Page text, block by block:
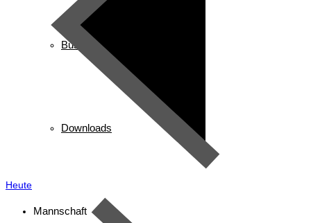
Busbelegung
Downloads
Mannschaft
Heute